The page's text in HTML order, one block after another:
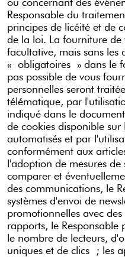
Responsable du
principes de licéité et de
de la loi. La fourniture de
facultative, mais sans les
« obligatoires » dans le
pas possible de vous
personnelles seront
télématique, par
indiqué dans le
de cookies disponible sur
automatisés et par
conformément aux
l'adoption de mesures
comparer et
des communications, le
systèmes d'envoi de
promotionnelles avec
rapports, le
le nombre de lecteurs,
uniques et de clics ; les